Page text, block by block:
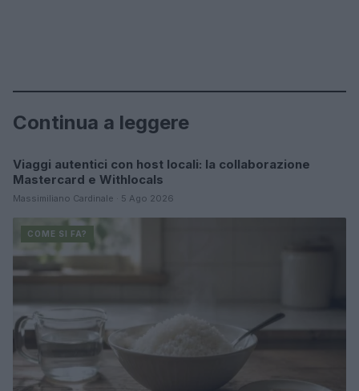
Continua a leggere
COME SI FA?
Viaggi autentici con host locali: la collaborazione
Mastercard e Withlocals
Massimiliano Cardinale · 5 Ago 2026
COME SI FA?